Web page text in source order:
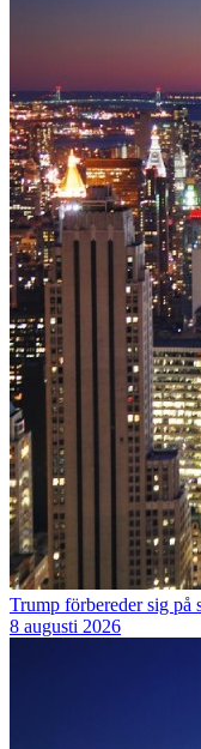
Trump förbereder sig på
8 augusti 2026